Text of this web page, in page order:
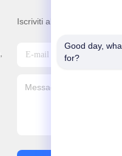
Iscriviti alla nostra
Good day,
for?